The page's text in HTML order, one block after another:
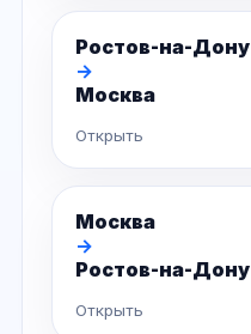
Ростов-на-Дону
→
Москва
Открыть
Москва
→
Ростов-на-Дону
Открыть